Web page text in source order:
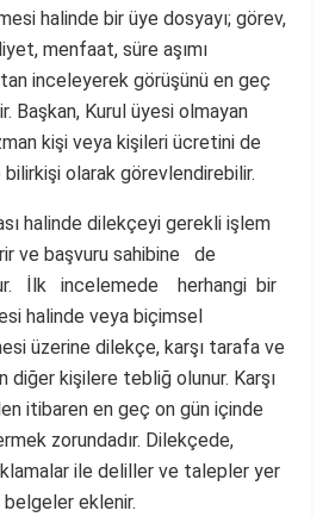
halinde bir üye dosyayı; görev,
menfaat, süre aşımı
inceleyerek görüşünü en geç
Başkan, Kurul üyesi olmayan
kişi veya kişileri ücretini de
olarak görevlendirebilir.
halinde dilekçeyi gerekli işlem
ve başvuru sahibine de
İlk incelemede herhangi bir
halinde veya biçimsel
üzerine dilekçe, karşı tarafa ve
diğer kişilere tebliğ olunur. Karşı
itibaren en geç on gün içinde
zorundadır. Dilekçede,
ile deliller ve talepler yer
belgeler eklenir.